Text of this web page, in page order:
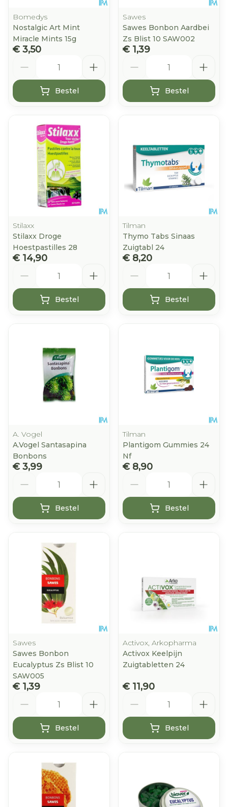
Bomedys
Nostalgic Art Mint
Miracle Mints 15g
€ 3,50
Bestel
Sawes
Sawes Bonbon Aardbei
Zs Blist 10 SAW002
€ 1,39
Bestel
Stilaxx
Stilaxx Droge
Hoestpastilles 28
€ 14,90
Bestel
Tilman
Thymo Tabs Sinaas
Zuigtabl 24
€ 8,20
Bestel
A. Vogel
A.Vogel Santasapina
Bonbons
€ 3,99
Bestel
Tilman
Plantigom Gummies 24
Nf
€ 8,90
Bestel
Sawes
Sawes Bonbon
Eucalyptus Zs Blist 10
SAW005
€ 1,39
Bestel
Activox, Arkopharma
Activox Keelpijn
Zuigtabletten 24
€ 11,90
Bestel